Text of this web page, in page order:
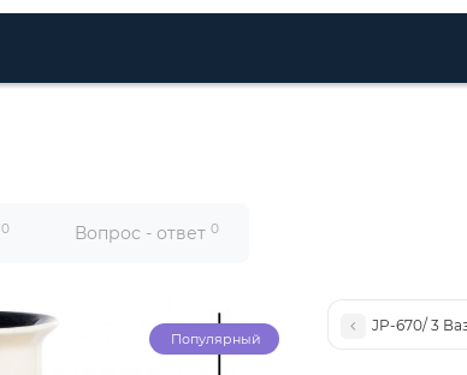
0 Вопрос - ответ 0
Популярный
JP-670/ 3